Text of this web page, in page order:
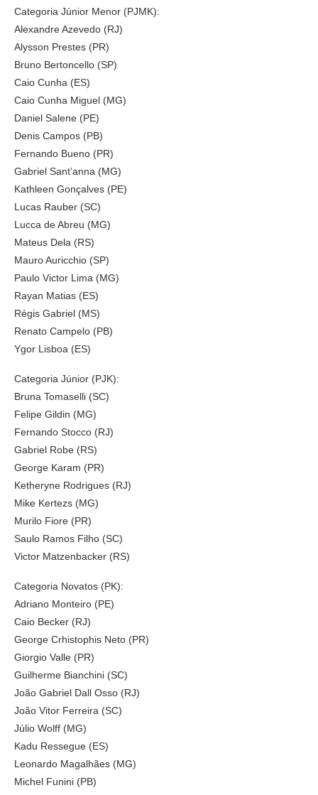
Categoria Júnior Menor (PJMK):
Alexandre Azevedo (RJ)
Alysson Prestes (PR)
Bruno Bertoncello (SP)
Caio Cunha (ES)
Caio Cunha Miguel (MG)
Daniel Salene (PE)
Denis Campos (PB)
Fernando Bueno (PR)
Gabriel Sant’anna (MG)
Kathleen Gonçalves (PE)
Lucas Rauber (SC)
Lucca de Abreu (MG)
Mateus Dela (RS)
Mauro Auricchio (SP)
Paulo Victor Lima (MG)
Rayan Matias (ES)
Régis Gabriel (MS)
Renato Campelo (PB)
Ygor Lisboa (ES)
Categoria Júnior (PJK):
Bruna Tomaselli (SC)
Felipe Gildin (MG)
Fernando Stocco (RJ)
Gabriel Robe (RS)
George Karam (PR)
Ketheryne Rodrigues (RJ)
Mike Kertezs (MG)
Murilo Fiore (PR)
Saulo Ramos Filho (SC)
Victor Matzenbacker (RS)
Categoria Novatos (PK):
Adriano Monteiro (PE)
Caio Becker (RJ)
George Crhistophis Neto (PR)
Giorgio Valle (PR)
Guilherme Bianchini (SC)
João Gabriel Dall Osso (RJ)
João Vitor Ferreira (SC)
Júlio Wolff (MG)
Kadu Ressegue (ES)
Leonardo Magalhães (MG)
Michel Funini (PB)